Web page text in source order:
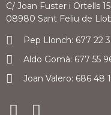
C/ Joan Fuster i Ortells
08980 Sant Feliu de
Pep Llonch: 677 22
Aldo Gomà: 677 55
Joan Valero: 686 48